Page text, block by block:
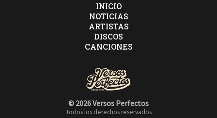
INICIO
NOTICIAS
ARTISTAS
DISCOS
CANCIONES
© 2026 Versos Perfectos
Todos los derechos reservados